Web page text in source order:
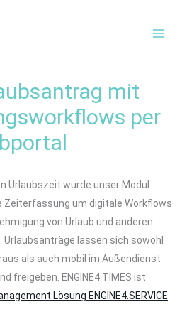
mit
per
Urlaubszeit wurde unser Modul
Zeiterfassung um digitale Workflows
von Urlaub und anderen
lassen sich sowohl
als auch mobil im Außendienst
freigeben. ENGINE4.TIMES ist
Lösung ENGINE4.SERVICE